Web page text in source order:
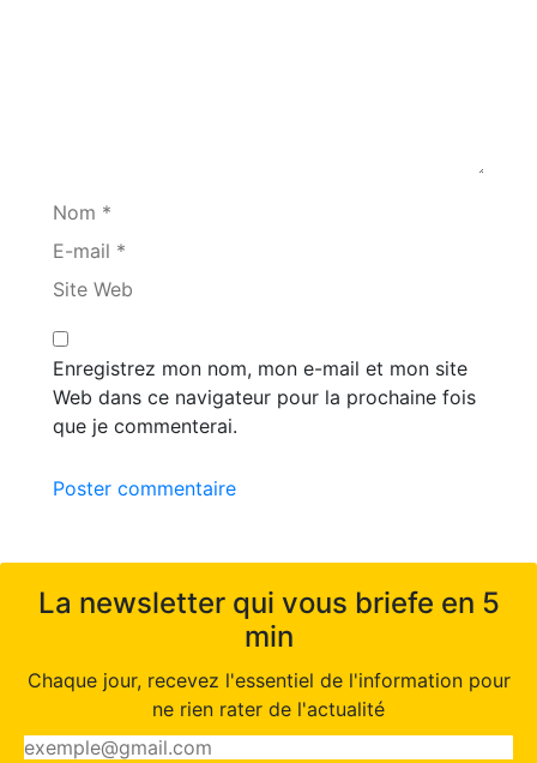
Nom *
E-mail *
Site Web
Enregistrez mon nom, mon e-mail et mon site
Web dans ce navigateur pour la prochaine fois
que je commenterai.
Poster commentaire
La newsletter qui vous briefe en 5
min
Chaque jour, recevez l'essentiel de l'information pour
ne rien rater de l'actualité